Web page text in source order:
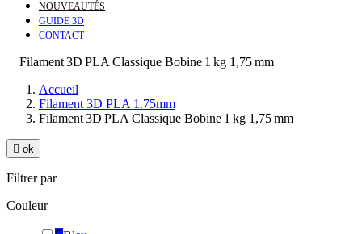
NOUVEAUTÉS
GUIDE 3D
CONTACT
Filament 3D PLA Classique Bobine 1 kg 1,75 mm
Accueil
Filament 3D PLA 1.75mm
Filament 3D PLA Classique Bobine 1 kg 1,75 mm
 ok
Filtrer par
Couleur